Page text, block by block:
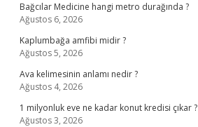
Bağcılar Medicine hangi metro durağında ?
Ağustos 6, 2026
Kaplumbağa amfibi midir ?
Ağustos 5, 2026
Ava kelimesinin anlamı nedir ?
Ağustos 4, 2026
1 milyonluk eve ne kadar konut kredisi çıkar ?
Ağustos 3, 2026